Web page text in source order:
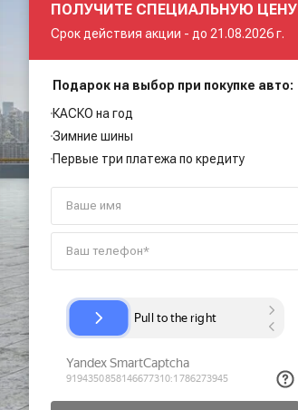
ПОЛУЧИТЕ СПЕЦИАЛЬНУЮ ЦЕНУ
Срок действия акции - до 21.08.2026 г.
Подарок на выбор при покупке авто:
КАСКО на год
Зимние шины
Первые три платежа по кредиту